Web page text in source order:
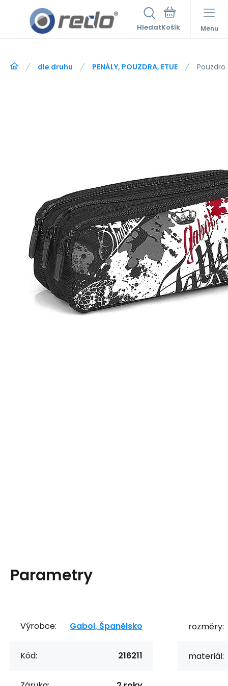
Hledat Menu
dle druhu PENÁLY, POUZDRA, ETUE Pouzdro
Parametry
Výrobce: Gabol, Španělsko
Kód: 216211
rozměry:
materiál: